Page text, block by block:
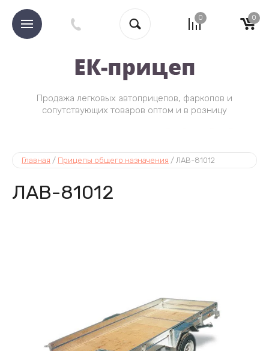
0 0
Продажа легковых автоприцепов, фаркопов и
сопутствующих товаров оптом и в розницу
Tea
Главная / Прицепы общего назначения / ЛАВ-81012
ЛАВ-81012